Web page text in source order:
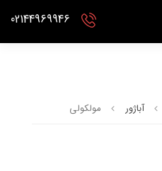
آباژور مولکولی